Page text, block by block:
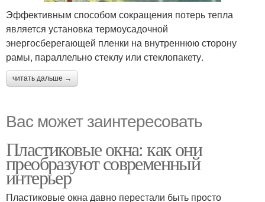
Эффективным способом сокращения потерь тепла
является установка термоусадочной
энергосберегающей пленки на внутреннюю сторону
рамы, параллельно стеклу или стеклопакету.
читать дальше →
Вас может заинтересовать
Пластиковые окна: как они
преобразуют современный
интерьер
Пластиковые окна давно перестали быть просто